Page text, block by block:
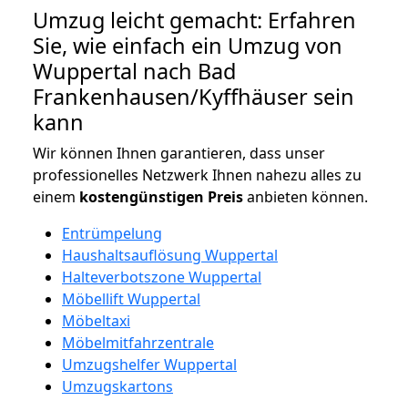
Umzug leicht gemacht: Erfahren
Sie, wie einfach ein Umzug von
Wuppertal nach Bad
Frankenhausen/Kyffhäuser sein
kann
Wir können Ihnen garantieren, dass unser
professionelles Netzwerk Ihnen nahezu alles zu
einem kostengünstigen Preisanbieten können.
Entrümpelung
Haushaltsauflösung Wuppertal
Halteverbotszone Wuppertal
Möbellift Wuppertal
Möbeltaxi
Möbelmitfahrzentrale
Umzugshelfer Wuppertal
Umzugskartons